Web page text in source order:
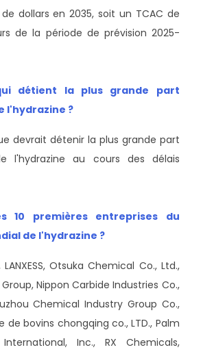
de dollars en 2035, soit un TCAC de
de la période de prévision 2025-
détient la plus grande part
l'hydrazine ?
devrait détenir la plus grande part
l'hydrazine au cours des délais
10 premières entreprises du
de l'hydrazine ?
LANXESS, Otsuka Chemical Co., Ltd.,
Nippon Carbide Industries Co.,
Chemical Industry Group Co.,
de bovins chongqing co., LTD., Palm
Inc., RX Chemicals,